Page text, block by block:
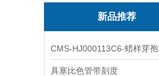
新品推荐
具塞比色管带刻度